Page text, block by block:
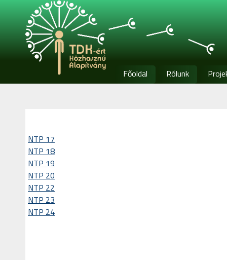
Főoldal Rólunk
NTP 17
NTP 18
NTP 19
NTP 20
NTP 22
NTP 23
NTP 24